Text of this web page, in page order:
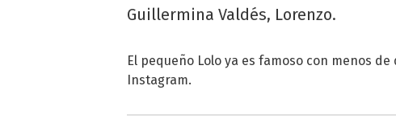
Guillermina Valdés, Lorenzo.
El pequeño Lolo ya es famoso con menos
Instagram.